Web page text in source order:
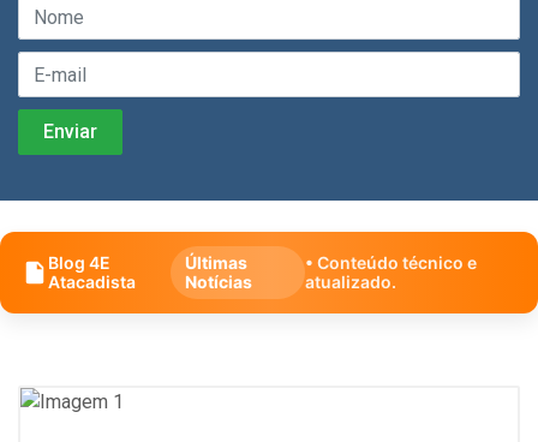
Blog 4E
Atacadista
Últimas
Notícias
• Conteúdo técnico e
atualizado.